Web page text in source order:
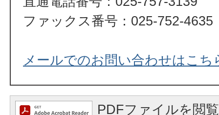
ファックス番号：025-752-4635
メールでのお問い合わせはこち
PDFファイルを閲